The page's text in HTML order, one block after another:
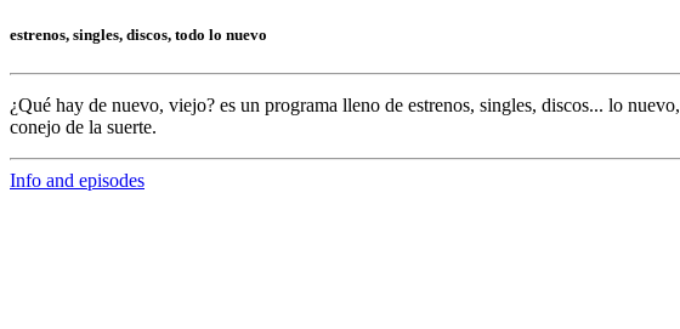
estrenos, singles, discos, todo lo nuevo
¿Qué hay de nuevo, viejo? es un programa lleno de estrenos, singles, discos... lo nuevo,
conejo de la suerte.
Info and episodes